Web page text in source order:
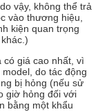
vậy, không thể trả
vào thương hiệu,
kiện quan trọng
giá cao nhất, vì
do tác động
bị hỏng (nếu sử
giờ hỏng đối với
bằng một khẩu